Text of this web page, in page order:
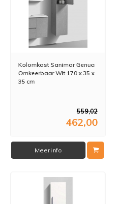
Kolomkast Sanimar Genua
Omkeerbaar Wit 170 x 35 x
35 cm
559,02
462,00
Meer info